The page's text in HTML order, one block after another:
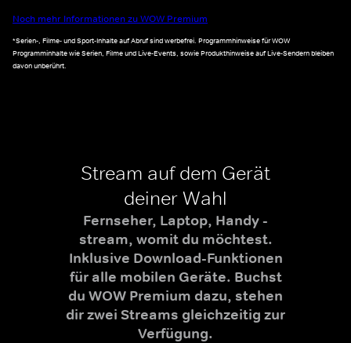
Noch mehr Informationen zu WOW Premium
*Serien-, Filme- und Sport-Inhalte auf Abruf sind werbefrei. Programmhinweise für WOW
Programminhalte wie Serien, Filme und Live-Events, sowie Produkthinweise auf Live-Sendern bleiben
davon unberührt.
Stream auf dem Gerät
deiner Wahl
Fernseher, Laptop, Handy -
stream, womit du möchtest.
Inklusive Download-Funktionen
für alle mobilen Geräte. Buchst
du WOW Premium dazu, stehen
dir zwei Streams gleichzeitig zur
Verfügung.